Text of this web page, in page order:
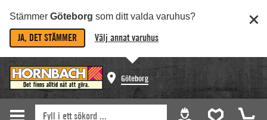
Stämmer Göteborg som ditt valda varuhus?
JA, DET STÄMMER Välj annat varuhus
Göteborg